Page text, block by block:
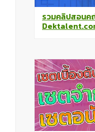
รวมคลิปสอนค